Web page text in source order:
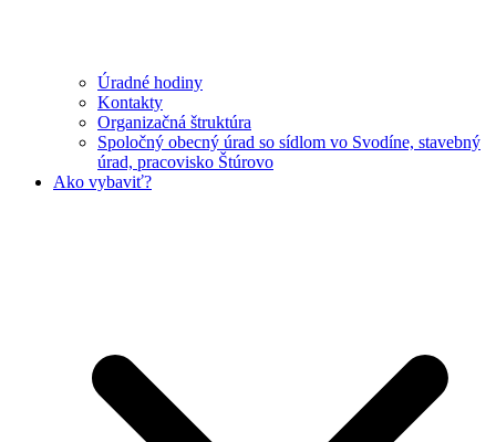
Úradné hodiny
Kontakty
Organizačná štruktúra
Spoločný obecný úrad so sídlom vo Svodíne, stavebný
úrad, pracovisko Štúrovo
Ako vybaviť?